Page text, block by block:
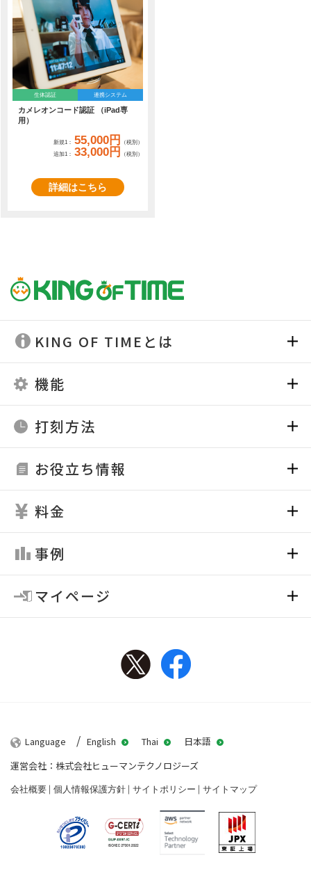
生体認証 連携システム
カメレオンコード認証 （iPad専
用）
新規1： 55,000円
（税別）
追加1： 33,000円 （税別）
詳細はこちら
KING OF TIMEとは
機能
打刻方法
お役立ち情報
料金
事例
マイページ
TwitterFacebook
会社概要 個人情報保護方針 サイトポリシー サイトマップ
Language English Thai
日本語
運営会社：株式会社ヒューマンテクノロジーズ